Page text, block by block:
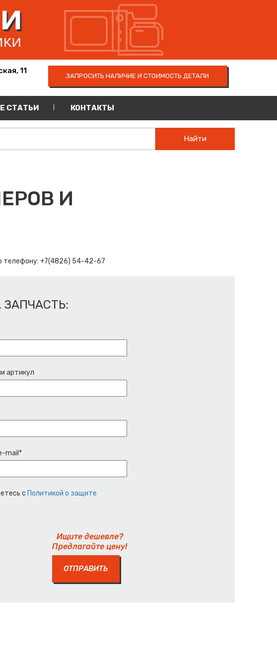
11
ЗАПРОСИТЬ НАЛИЧИЕ И СТОИМОСТЬ ДЕТАЛИ
СТАТЬИ КОНТАКТЫ
Найти
И
телефону: +7(4826) 54-42-67
артикул
mail*
с Политикой о защите
Ищите дешевле?
Предлагайте цену!
ОТПРАВИТЬ